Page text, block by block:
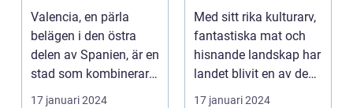
Spanien
Valencia, en pärla
belägen i den östra
delen av Spanien, är en
stad som kombinerar
kustens skönhet m...
17 januari 2024
lockar besökare
från hela världen
Med sitt rika kulturarv,
fantastiska mat och
hisnande landskap har
landet blivit en av de
populärast...
17 januari 2024